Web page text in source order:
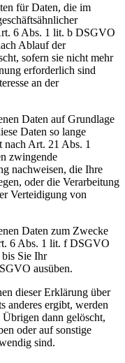
für Daten, die im
6 Abs. 1 lit. b DSGVO
Ablauf der
sofern sie nicht mehr
erforderlich sind
an der
Daten auf Grundlage
Daten so lange
nach Art. 21 Abs. 1
zwingende
nachweisen, die Ihre
oder die Verarbeitung
Verteidigung von
Daten zum Zwecke
6 Abs. 1 lit. f DSGVO
bis Sie Ihr
ausüben.
dieser Erklärung über
anderes ergibt, werden
Übrigen dann gelöscht,
oder auf sonstige
sind.